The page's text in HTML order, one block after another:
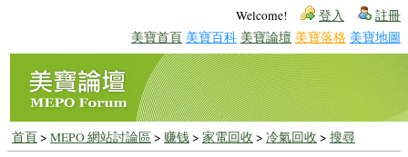
Welcome! 登入 註冊
美寶首頁 美寶百科 美寶論壇 美寶落格 美寶地圖
首頁> MEPO 網站討論區> 赚钱> 家電回收 > 冷氣回收 > 搜尋